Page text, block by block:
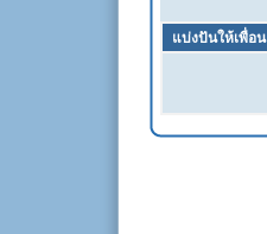
แบ่งปันให้เพื่อน